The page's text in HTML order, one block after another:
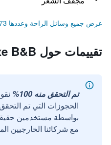
عرض جميع وسائل الراحة وعددها 73
تقييمات حول M Club De Luxe B&B
تم التحقق منه 100%
الحجوزات التي تم
مع شركائنا الخارجيين